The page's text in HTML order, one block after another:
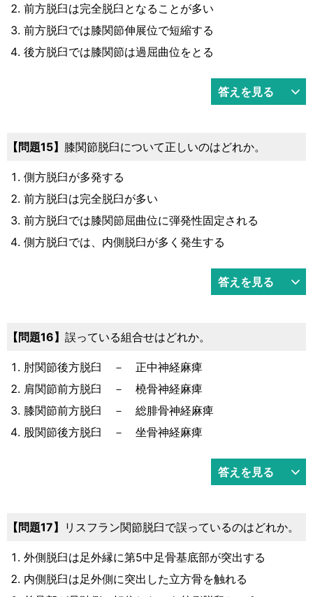
前方脱臼は完全脱臼となることが多い
前方脱臼では膝関節伸展位で短縮する
後方脱臼では膝関節は過屈曲位をとる
答えを見る
15 膝関節脱臼について正しいのはどれか。
側方脱臼が多発する
前方脱臼は完全脱臼が多い
前方脱臼では膝関節屈曲位に弾発性固定される
側方脱臼では、内側脱臼が多く発生する
答えを見る
16 誤っている組合せはどれか。
肘関節後方脱臼 － 正中神経麻痺
肩関節前方脱臼 － 橈骨神経麻痺
膝関節前方脱臼 － 総腓骨神経麻痺
股関節後方脱臼 － 坐骨神経麻痺
答えを見る
17 リスフラン関節脱臼で誤っているのはどれか。
外側脱臼は足外縁に第5中足骨基底部が突出する
内側脱臼は足外側に突出した立方骨を触れる